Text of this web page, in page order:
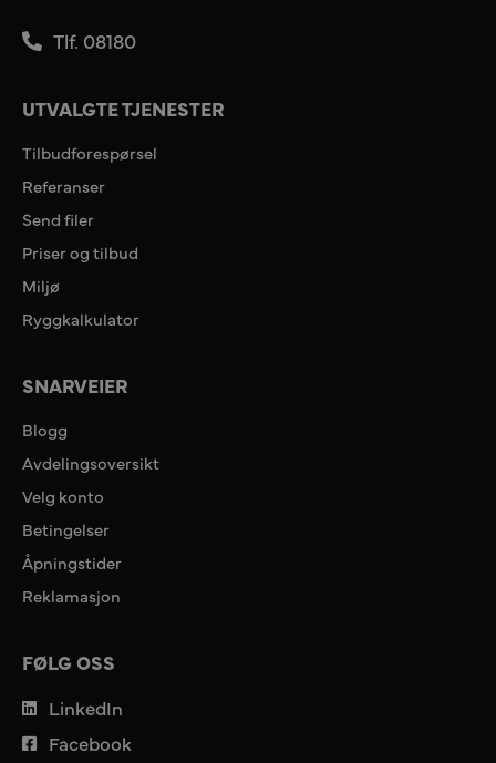
Tlf. 08180
UTVALGTE TJENESTER
Tilbudforespørsel
Referanser
Send filer
Priser og tilbud
Miljø
Ryggkalkulator
SNARVEIER
Blogg
Avdelingsoversikt
Velg konto
Betingelser
Åpningstider
Reklamasjon
FØLG OSS
LinkedIn
Facebook